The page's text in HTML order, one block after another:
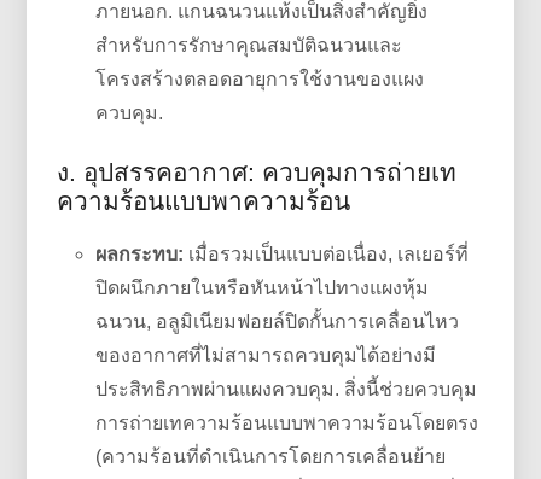
ภายนอก. แกนฉนวนแห้งเป็นสิ่งสำคัญยิ่ง
สำหรับการรักษาคุณสมบัติฉนวนและ
โครงสร้างตลอดอายุการใช้งานของแผง
ควบคุม.
ง. อุปสรรคอากาศ: ควบคุมการถ่ายเท
ความร้อนแบบพาความร้อน
ผลกระทบ: เมื่อรวมเป็นแบบต่อเนื่อง, เลเยอร์ที่
ปิดผนึกภายในหรือหันหน้าไปทางแผงหุ้ม
ฉนวน, อลูมิเนียมฟอยล์ปิดกั้นการเคลื่อนไหว
ของอากาศที่ไม่สามารถควบคุมได้อย่างมี
ประสิทธิภาพผ่านแผงควบคุม. สิ่งนี้ช่วยควบคุม
การถ่ายเทความร้อนแบบพาความร้อนโดยตรง
(ความร้อนที่ดำเนินการโดยการเคลื่อนย้าย